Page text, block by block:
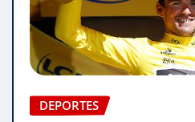
DEPORTES